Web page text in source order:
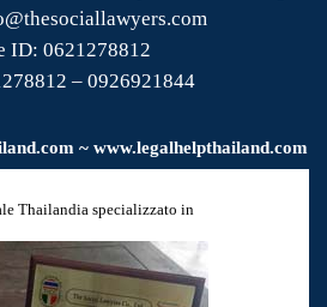
ID: 0621278812
– 0926921844
~ www.legalhelpthailand.com
Thailandia specializzato in